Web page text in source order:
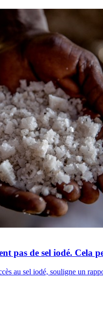
pas de sel iodé. Cela
au sel iodé, souligne un